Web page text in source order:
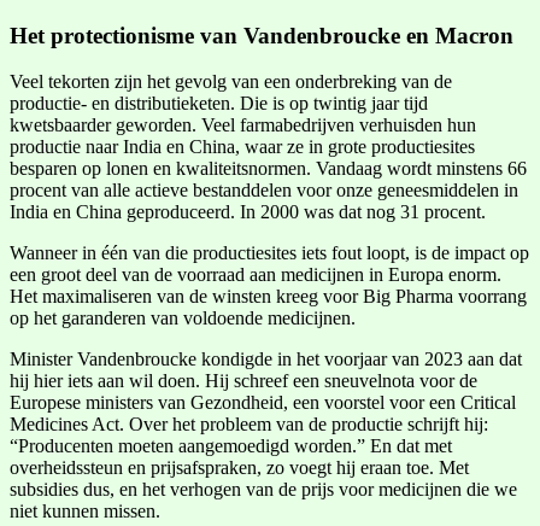
Het protectionisme van Vandenbroucke en Macron
Veel tekorten zijn het gevolg van een onderbreking van de
productie- en distributieketen. Die is op twintig jaar tijd
kwetsbaarder geworden. Veel farmabedrijven verhuisden hun
productie naar India en China, waar ze in grote productiesites
besparen op lonen en kwaliteitsnormen. Vandaag wordt minstens 66
procent van alle actieve bestanddelen voor onze geneesmiddelen in
India en China geproduceerd. In 2000 was dat nog 31 procent.
Wanneer in één van die productiesites iets fout loopt, is de impact op
een groot deel van de voorraad aan medicijnen in Europa enorm.
Het maximaliseren van de winsten kreeg voor Big Pharma voorrang
op het garanderen van voldoende medicijnen.
Minister Vandenbroucke kondigde in het voorjaar van 2023 aan dat
hij hier iets aan wil doen. Hij schreef een sneuvelnota voor de
Europese ministers van Gezondheid, een voorstel voor een Critical
Medicines Act. Over het probleem van de productie schrijft hij:
“Producenten moeten aangemoedigd worden.” En dat met
overheidssteun en prijsafspraken, zo voegt hij eraan toe. Met
subsidies dus, en het verhogen van de prijs voor medicijnen die we
niet kunnen missen.